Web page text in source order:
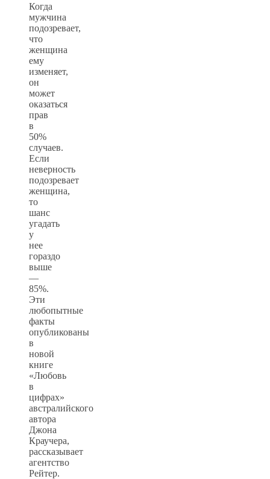
Когда
мужчина
подозревает,
что
женщина
ему
изменяет,
он
может
оказаться
прав
в
50%
случаев.
Если
неверность
подозревает
женщина,
то
шанс
угадать
у
нее
гораздо
выше
—
85%.
Эти
любопытные
факты
опубликованы
в
новой
книге
«Любовь
в
цифрах»
австралийского
автора
Джона
Краучера,
рассказывает
агентство
Рейтер.